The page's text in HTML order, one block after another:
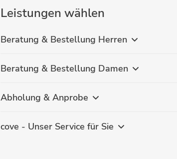
Leistungen wählen
Beratung & Bestellung Herren
Beratung & Bestellung Damen
Abholung & Anprobe
cove - Unser Service für Sie